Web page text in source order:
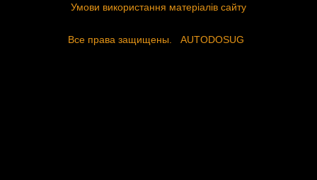
Умови використання матеріалів сайту
Все права защищены. AUTODOSUG